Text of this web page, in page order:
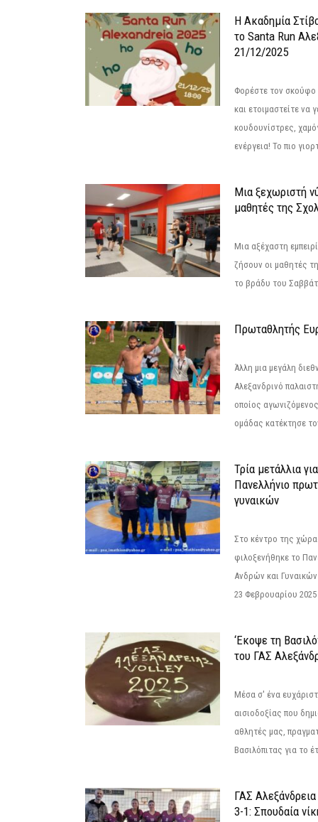
Η Ακαδημία
το Santa Run
21/12/2025
Φορέστε τον σκούφο
και ετοιμαστείτε να
κουδουνίστρες,
ενέργεια! Το πιο
Μια ξεχωριστή
μαθητές της
Μια αξέχαστη
ζήσουν οι μαθητές
το βράδυ του
Πρωταθλητής
Άλλη μια μεγάλη
Αλεξανδρινό
οποίος
ομάδας κατέκτησε
Τρία μετάλλια
Πανελλήνιο
γυναικών
Στο κέντρο της
φιλοξενήθηκε το
Ανδρών και
23 Φεβρουαρίου
‘Εκοψε τη
του ΓΑΣ
Μέσα σ' ένα
αισιοδοξίας που
αθλητές μας,
Βασιλόπιτας για το
ΓΑΣ
3-1: Σπουδαία